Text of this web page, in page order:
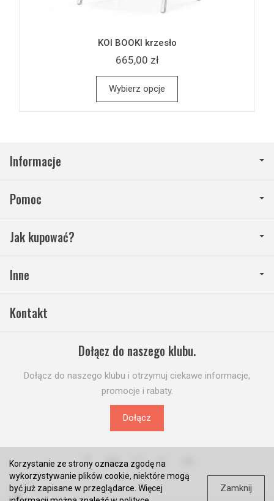
KOI BOOKI krzesło
665,00 zł
Wybierz opcje
Informacje
Pomoc
Jak kupować?
Inne
Kontakt
Dołącz do naszego klubu.
Dołącz do naszego klubu i otrzymuj ciekawe informacje,
promocje i rabaty.
Dołącz
Korzystanie ze strony oznacza zgodę na
wykorzystywanie plików cookie, niektóre mogą
być już zapisane w przeglądarce. Więcej
Zamknij